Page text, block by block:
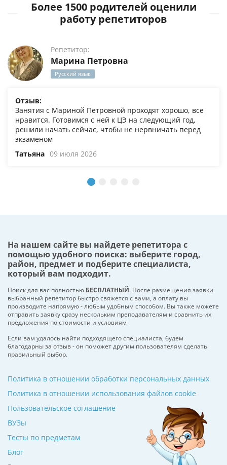
Более 1500 родителей оценили
работу репетиторов
Репетитор:
Марина Петровна
Русский язык
Отзыв:
Занятия с Мариной Петровной проходят хорошо, все
нравится. Готовимся с ней к ЦЭ на следующий год,
решили начать сейчас, чтобы не нервничать перед
экзаменом
Татьяна 09 июля 2026
На нашем сайте вы найдете репетитора с
помощью удобного поиска: выберите город,
район, предмет и подберите специалиста,
который вам подходит.
Поиск для вас полностью БЕСПЛАТНЫЙ. После размещения заявки
выбранный репетитор быстро свяжется с вами, а оплату вы
производите напрямую - любым удобным способом. Вы также можете
отправить заявку сразу нескольким преподавателям и сравнить их
предложения по стоимости и условиям
Если вам удалось найти подходящего специалиста, будем
благодарны за отзыв - он поможет другим пользователям сделать
правильный выбор.
ВУЗы
Тесты по предметам
Блог
Политика в отношении обработки персональных данных
Политика в отношении использования файлов cookie
Пользовательское соглашение